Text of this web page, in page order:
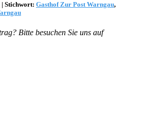
| Stichwort: Gasthof Zur Post Warngau,
Bitte besuchen Sie uns auf